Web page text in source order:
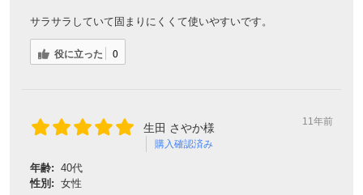
サラサラしていて固まりにくくて使いやすいです。
役に立った 0
生田 さやか様
購入確認済み
11年前
年齢: 40代
性別: 女性